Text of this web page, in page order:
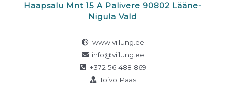
Haapsalu Mnt 15 A Palivere 90802 Lääne-
Nigula Vald
www.viilung.ee
info@viilung.ee
+372 56 488 869
Toivo Paas